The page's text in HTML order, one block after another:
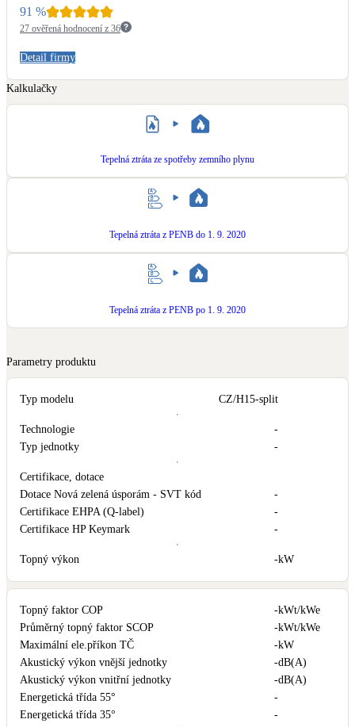
Bateriové úložiště
Žaluzie, markýzy, pergoly
Rekuperace tepla odpadní vody
Kamna / krby
Doplňkové zdroje vytápění
Akumulace dešťovky
Vegetační střechy
Větrné elektrárny
Malé i velké turbíny
91 %
27 ověřená hodnocení z 36
Detail firmy
Kalkulačky
Tepelná ztráta ze spotřeby zemního plynu
Tepelná ztráta z PENB do 1. 9. 2020
Tepelná ztráta z PENB po 1. 9. 2020
Parametry produktu
Typ modelu CZ/H15-split
Technologie
-
Typ jednotky
-
Certifikace, dotace
Dotace Nová zelená úsporám - SVT kód
-
Certifikace EHPA (Q-label)
-
Certifikace HP Keymark
-
Topný výkon -kW
Topný faktor COP -kWt/kWe
Průměrný topný faktor SCOP
-kWt/kWe
Maximální ele.příkon TČ
-kW
Akustický výkon vnější jednotky
-dB(A)
Akustický výkon vnitřní jednotky
-dB(A)
Energetická třída 55°
-
Energetická třída 35°
-